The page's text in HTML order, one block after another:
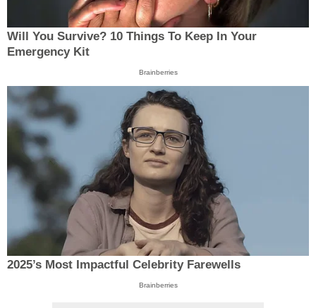
Will You Survive? 10 Things To Keep In Your
Emergency Kit
Brainberries
2025’s Most Impactful Celebrity Farewells
Brainberries